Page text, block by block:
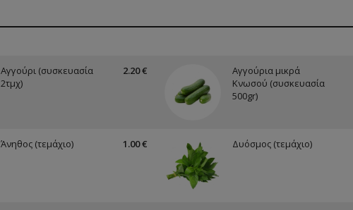
Αγγούρι (συσκευασία
2τμχ)
2.20 €
Αγγούρια μικρά
Κνωσού (συσκευασία
500gr)
Άνηθος (τεμάχιο) 1.00 € Δυόσμος (τεμάχιο)